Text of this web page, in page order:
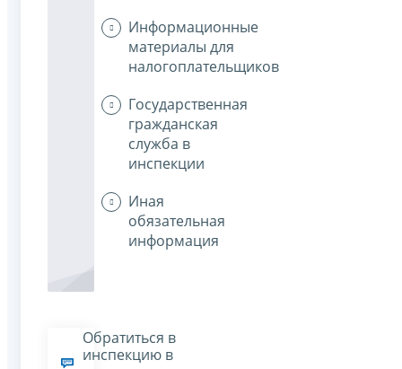
Информационные
материалы для
налогоплательщиков
Государственная
гражданская
служба в
инспекции
Иная
обязательная
информация
Обратиться в
инспекцию в